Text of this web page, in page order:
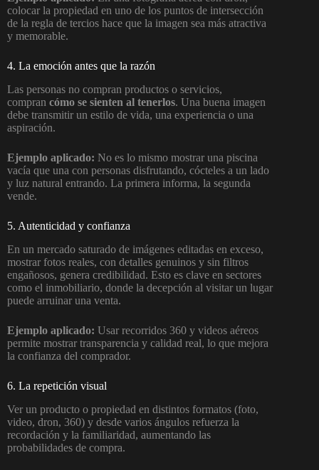
colocar la propiedad en uno de los puntos de intersección
de la regla de tercios hace que la imagen sea más atractiva
y memorable.
4. La emoción antes que la razón
Las personas no compran productos o servicios,
compran cómo se sienten al tenerlos. Una buena imagen
debe transmitir un estilo de vida, una experiencia o una
aspiración.
Ejemplo aplicado: No es lo mismo mostrar una piscina
vacía que una con personas disfrutando, cócteles a un lado
y luz natural entrando. La primera informa, la segunda
vende.
5. Autenticidad y confianza
En un mercado saturado de imágenes editadas en exceso,
mostrar fotos reales, con detalles genuinos y sin filtros
engañosos, genera credibilidad. Esto es clave en sectores
como el inmobiliario, donde la decepción al visitar un lugar
puede arruinar una venta.
Ejemplo aplicado: Usar recorridos 360 y videos aéreos
permite mostrar transparencia y calidad real, lo que mejora
la confianza del comprador.
6. La repetición visual
Ver un producto o propiedad en distintos formatos (foto,
video, dron, 360) y desde varios ángulos refuerza la
recordación y la familiaridad, aumentando las
probabilidades de compra.